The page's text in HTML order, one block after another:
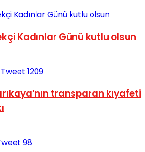
Kadınlar Günü kutlu olsun
Tweet 1209
transparan kıyafeti
98